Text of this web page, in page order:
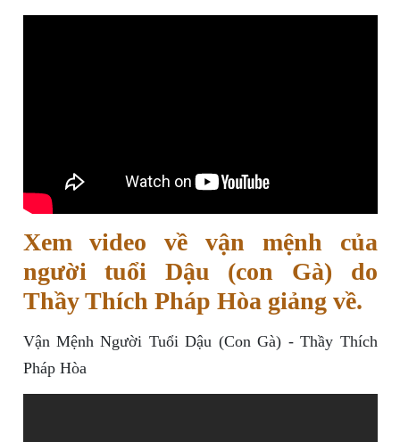
Xem video về vận mệnh của
người tuổi Dậu (con Gà) do
Thầy Thích Pháp Hòa giảng về.
Vận Mệnh Người Tuổi Dậu (Con Gà) - Thầy Thích
Pháp Hòa